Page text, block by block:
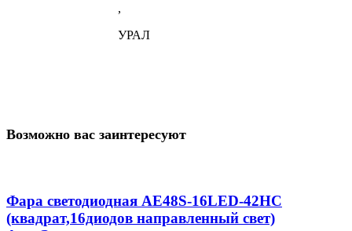
,
УРАЛ
Возможно вас заинтересуют
Фара светодиодная AЕ48S-16LED-42HC
(квадрат,16диодов направленный свет)